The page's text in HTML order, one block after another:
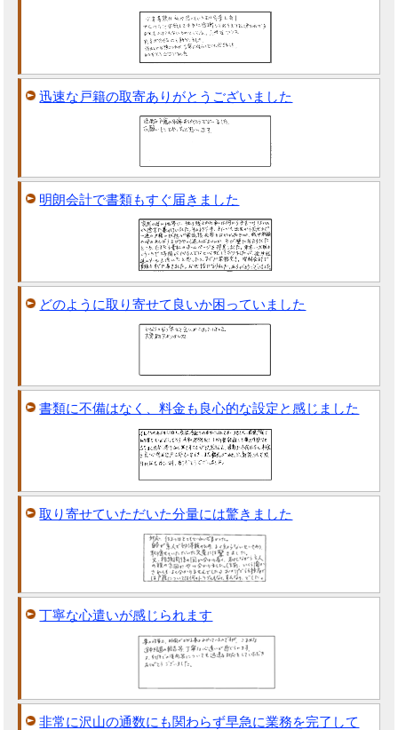
迅速な戸籍の取寄ありがとうございました
明朗会計で書類もすぐ届きました
どのように取り寄せて良いか困っていました
書類に不備はなく、料金も良心的な設定と感じました
取り寄せていただいた分量には驚きました
丁寧な心遣いが感じられます
非常に沢山の通数にも関わらず早急に業務を完了して